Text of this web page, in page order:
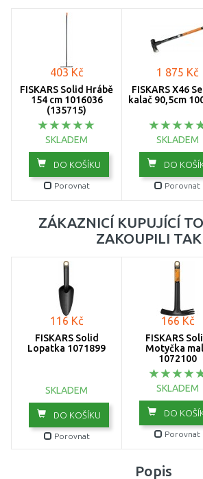
403 Kč
FISKARS Solid Hrábě
154 cm 1016036
(135715)
SKLADEM
DO KOŠÍKU
Porovnat
1 875 Kč
FISKARS X46
kalač 90,5cm
SKLADEM
DO
Porovnat
ZÁKAZNICÍ KUPUJÍCÍ
ZAKOUPILI
116 Kč
FISKARS Solid
Lopatka 1071899
SKLADEM
DO KOŠÍKU
Porovnat
166 Kč
FISKARS
Motyčka
1072100
SKLADEM
DO
Porovnat
Popis